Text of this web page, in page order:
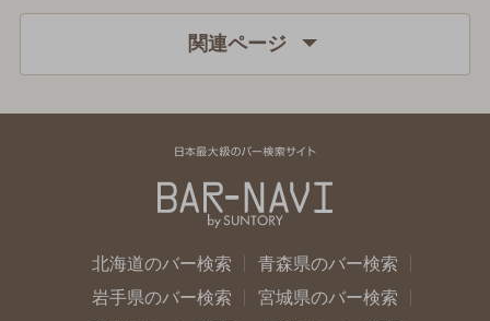
関連ページ
北海道のバー検索
青森県のバー検索
岩手県のバー検索
宮城県のバー検索